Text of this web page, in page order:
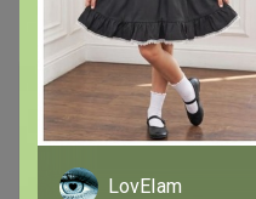
Самые желанные
LovEIam